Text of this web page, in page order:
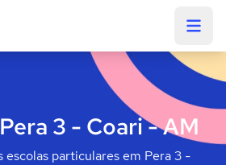
3 - Coari - AM
escolas particulares em Pera 3 -